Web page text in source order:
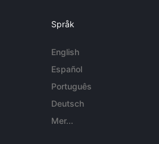
Språk
English
Español
Português
Deutsch
Mer...